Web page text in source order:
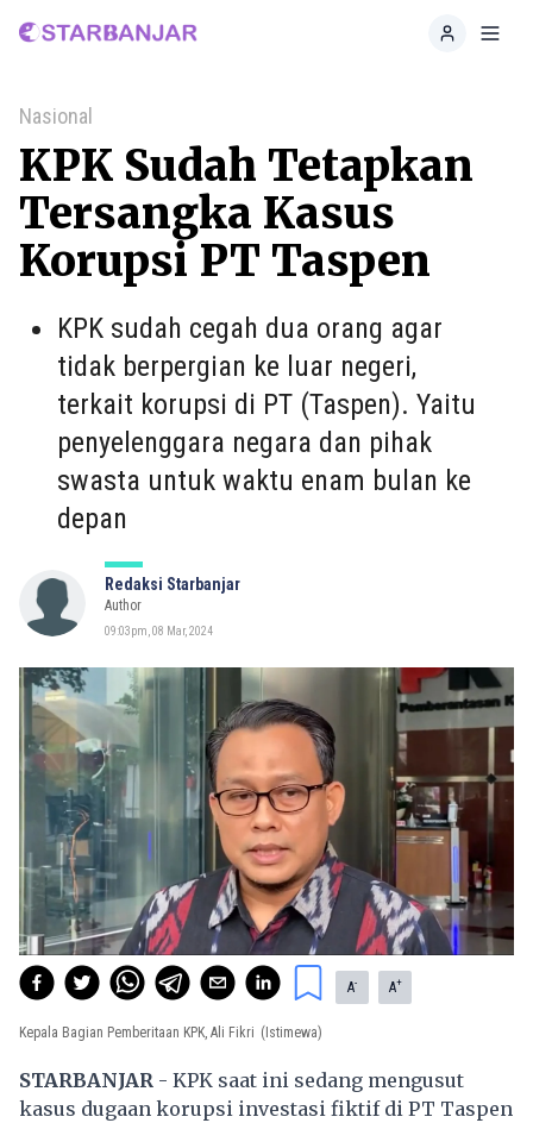
Home
Nasional
KPK Sudah Tetapkan
Tersangka Kasus
Korupsi PT Taspen
KPK sudah cegah dua orang agar
tidak berpergian ke luar negeri,
terkait korupsi di PT (Taspen). Yaitu
penyelenggara negara dan pihak
swasta untuk waktu enam bulan ke
depan
Redaksi Starbanjar
Author
09:03pm, 08 Mar, 2024
A- A+
Kepala Bagian Pemberitaan KPK, Ali Fikri (Istimewa)
STARBANJAR - KPK saat ini sedang mengusut
kasus dugaan korupsi investasi fiktif di PT Taspen